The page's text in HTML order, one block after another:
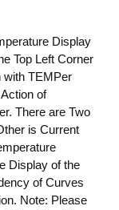
Display
Top Left Corner
with TEMPer
of
There are Two
is Current
Display of the
of Curves
Note: Please